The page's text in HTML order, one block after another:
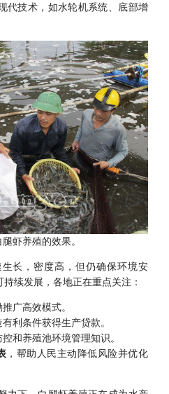
代技术，如水轮机系统、底部增
虾养殖的效果。
长，密度高，但仍确保环境安
续发展，各地正在重点关注：
推广高效模式。
利条件获得生产贷款。
控和养殖池环境管理知识。
，帮助人民主动降低风险并优化